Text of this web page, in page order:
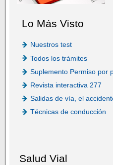
Lo Más Visto
Nuestros test
Todos los trámites
Suplemento Permiso por
Revista interactiva 277
Salidas de vía, el
Técnicas de conducción
Salud Vial